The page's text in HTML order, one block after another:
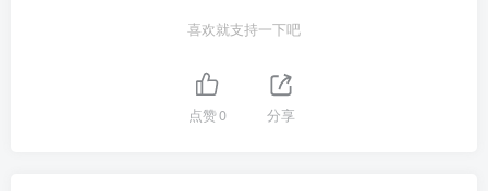
喜欢就支持一下吧
点赞0 分享